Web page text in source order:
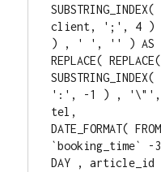
SUBSTRING_INDEX(
client, ';', 4
) , ' ', '' ) AS
REPLACE(
':', -1 ) ,
tel,
DATE_FORMAT(
`booking_time` -
DAY , article_id